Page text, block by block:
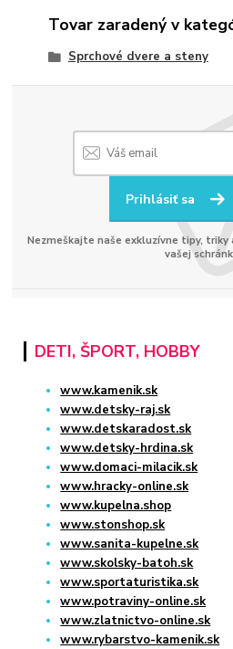
Tovar zaradený v
Sprchové dvere a steny
Prihlásiť sa
Nezmeškajte naše exkluzívne tipy, triky
vašej
DETI, ŠPORT, HOBBY
www.kamenik.sk
www.detsky-raj.sk
www.detskaradost.sk
www.detsky-hrdina.sk
www.domaci-milacik.sk
www.hracky-online.sk
www.kupelna.shop
www.stonshop.sk
www.sanita-kupelne.sk
www.skolsky-batoh.sk
www.sportaturistika.sk
www.potraviny-online.sk
www.zlatnictvo-online.sk
www.rybarstvo-kamenik.sk